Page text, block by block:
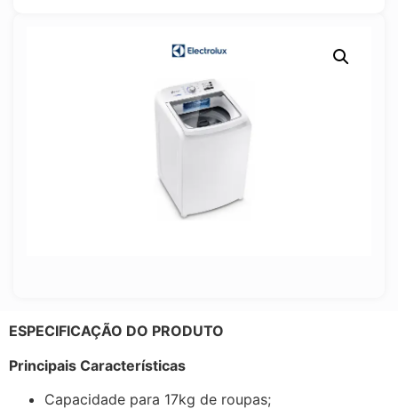
ESPECIFICAÇÃO DO PRODUTO
Principais Características
Capacidade para 17kg de roupas;